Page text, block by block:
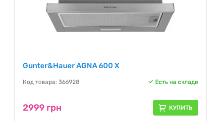
Gunter&Hauer AGNA 600 X
Код товара: 366928 Есть на складе
2999 грн КУПИТЬ